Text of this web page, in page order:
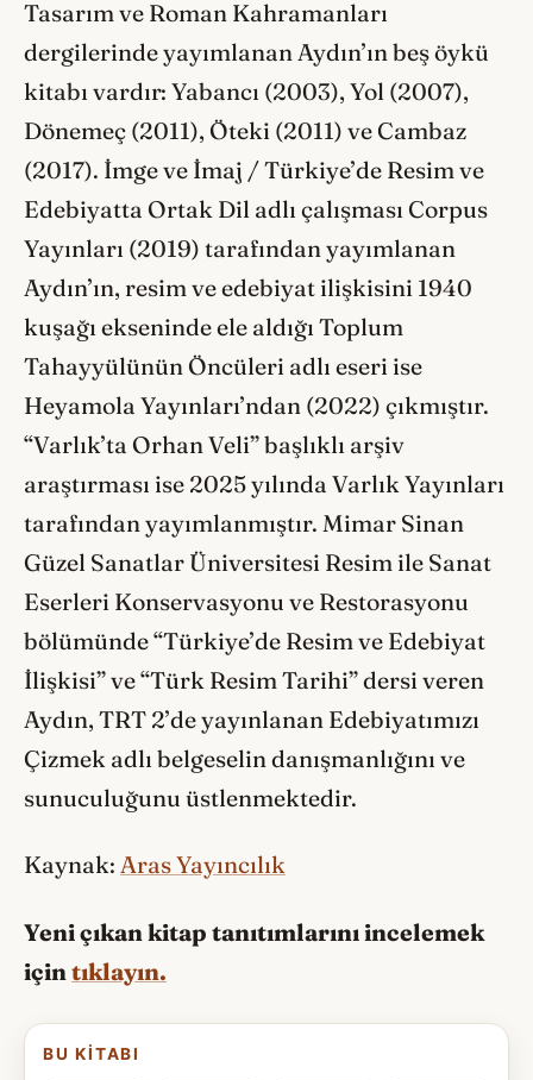
Tasarım ve Roman Kahramanları
dergilerinde yayımlanan Aydın’ın beş öykü
kitabı vardır: Yabancı (2003), Yol (2007),
Dönemeç (2011), Öteki (2011) ve Cambaz
(2017). İmge ve İmaj / Türkiye’de Resim ve
Edebiyatta Ortak Dil adlı çalışması Corpus
Yayınları (2019) tarafından yayımlanan
Aydın’ın, resim ve edebiyat ilişkisini 1940
kuşağı ekseninde ele aldığı Toplum
Tahayyülünün Öncüleri adlı eseri ise
Heyamola Yayınları’ndan (2022) çıkmıştır.
“Varlık’ta Orhan Veli” başlıklı arşiv
araştırması ise 2025 yılında Varlık Yayınları
tarafından yayımlanmıştır. Mimar Sinan
Güzel Sanatlar Üniversitesi Resim ile Sanat
Eserleri Konservasyonu ve Restorasyonu
bölümünde “Türkiye’de Resim ve Edebiyat
İlişkisi” ve “Türk Resim Tarihi” dersi veren
Aydın, TRT 2’de yayınlanan Edebiyatımızı
Çizmek adlı belgeselin danışmanlığını ve
sunuculuğunu üstlenmektedir.
Kaynak: Aras Yayıncılık
Yeni çıkan kitap tanıtımlarını incelemek
için tıklayın.
BU KITABI